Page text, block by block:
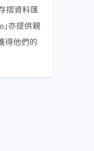
摺資料匯
亦提供親
得他們的